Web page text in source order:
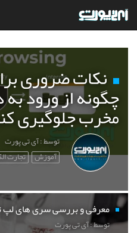
نکات ضروری
چگونه از ورود
مخرب جلوگیری
توسط : آی تی پورت
آموزش تجارت
معرفی و بررسی سری های
توسط : آی تی پورت